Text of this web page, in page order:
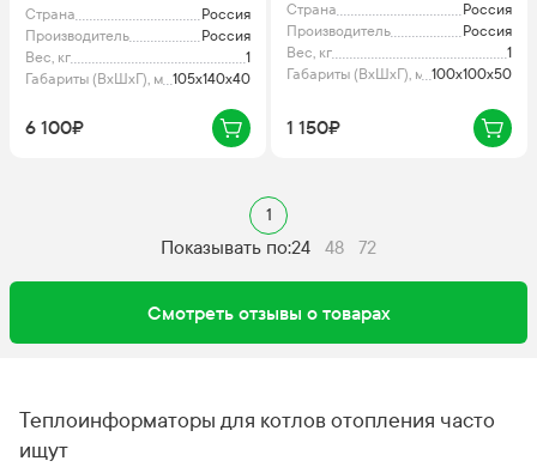
Страна
Россия
Производитель
Россия
Вес, кг
1
Габариты (ВхШхГ), мм 105х140х40
6 100₽
Страна
Россия
Производитель
Россия
Вес, кг
1
Габариты (ВхШхГ), мм100х100х50
1 150₽
1
Показывать по:24 48 72
Смотреть отзывы о товарах
Теплоинформаторы для котлов отопления часто
ищут